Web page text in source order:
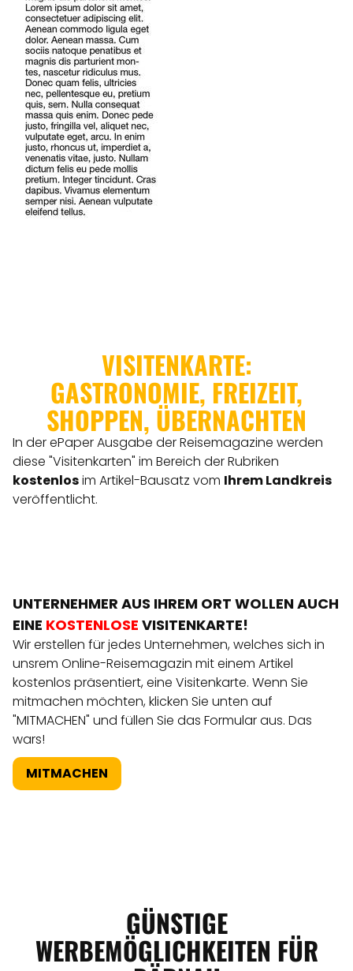
VISITENKARTE:
GASTRONOMIE, FREIZEIT,
SHOPPEN, ÜBERNACHTEN
In der ePaper Ausgabe der Reisemagazine werden
diese "Visitenkarten" im Bereich der Rubriken
kostenlosim Artikel-Bausatz vom Ihrem Landkreis
veröffentlicht.
UNTERNEHMER AUS IHREM ORT WOLLEN AUCH
EINE KOSTENLOSE VISITENKARTE!
Wir erstellen für jedes Unternehmen, welches sich in
unsrem Online-Reisemagazin mit einem Artikel
kostenlos präsentiert, eine Visitenkarte. Wenn Sie
mitmachen möchten, klicken Sie unten auf
"MITMACHEN" und füllen Sie das Formular aus. Das
wars!
MITMACHEN
GÜNSTIGE
WERBEMÖGLICHKEITEN FÜR